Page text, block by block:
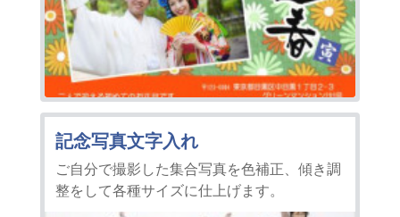
記念写真文字入れ
ご自分で撮影した集合写真を色補正、傾き調
整をして各種サイズに仕上げます。